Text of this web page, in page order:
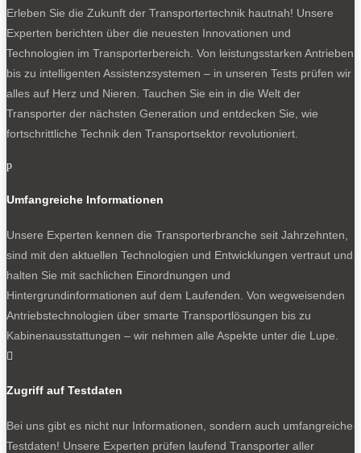
Erleben Sie die Zukunft der Transportertechnik hautnah! Unsere
Experten berichten über die neuesten Innovationen und
Technologien im Transporterbereich. Von leistungsstarken Antrieben
bis zu intelligenten Assistenzsystemen – in unseren Tests prüfen wir
alles auf Herz und Nieren. Tauchen Sie ein in die Welt der
Transporter der nächsten Generation und entdecken Sie, wie
fortschrittliche Technik den Transportsektor revolutioniert.
p
Umfangreiche Informationen
Unsere Experten kennen die Transporterbranche seit Jahrzehnten,
sind mit den aktuellen Technologien und Entwicklungen vertraut und
halten Sie mit sachlichen Einordnungen und
Hintergrundinformationen auf dem Laufenden. Von wegweisenden
Antriebstechnologien über smarte Transportlösungen bis zu
Kabinenausstattungen – wir nehmen alle Aspekte unter die Lupe.

Zugriff auf Testdaten
Bei uns gibt es nicht nur Informationen, sondern auch umfangreiche
Testdaten! Unsere Experten prüfen laufend Transporter aller